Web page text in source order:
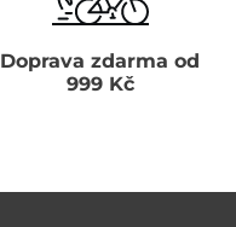
Doprava zdarma od
999 Kč